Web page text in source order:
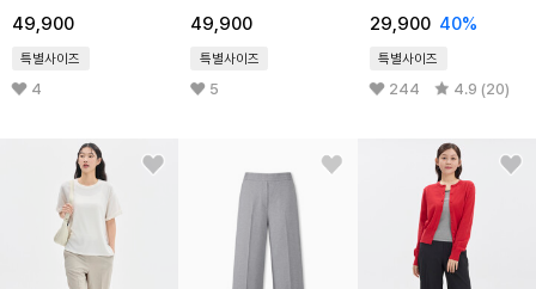
49,900
특별사이즈
4
49,900
특별사이즈
5
29,900 40%
특별사이즈
244 4.9 (20)